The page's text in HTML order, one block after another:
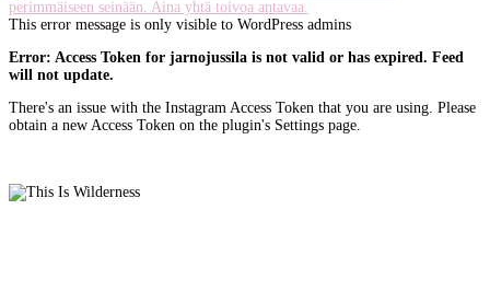
This error message is only visible to WordPress admins
Error: Access Token for jarnojussila is not valid or has expired. Feed
will not update.
There's an issue with the Instagram Access Token that you are using. Please
obtain a new Access Token on the plugin's Settings page.